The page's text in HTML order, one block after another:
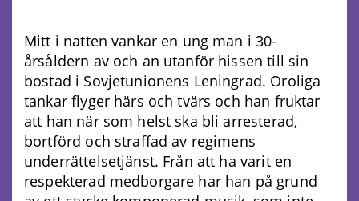
Mitt i natten vankar en ung man i 30-
årsåldern av och an utanför hissen till sin
bostad i Sovjetunionens Leningrad. Oroliga
tankar flyger härs och tvärs och han fruktar
att han när som helst ska bli arresterad,
bortförd och straffad av regimens
underrättelsetjänst. Från att ha varit en
respekterad medborgare har han på grund